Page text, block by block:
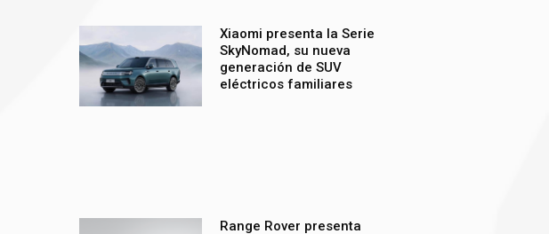
Xiaomi presenta la Serie
SkyNomad, su nueva
generación de SUV
eléctricos familiares
Range Rover presenta